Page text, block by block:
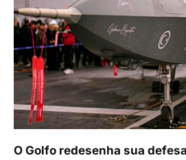
O Golfo redesenha sua